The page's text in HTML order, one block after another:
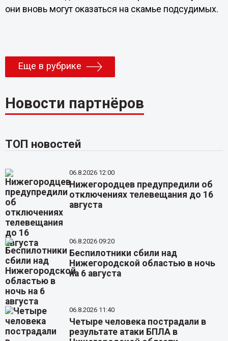
они вновь могут оказаться на скамье подсудимых.
Еще в рубрике
Новости партнёров
ТОП новостей
06.8.2026 12:00
Нижегородцев предупредили об
отключениях телевещания до 16
августа
06.8.2026 09:20
Беспилотники сбили над
Нижегородской областью в ночь
на 6 августа
06.8.2026 11:40
Четыре человека пострадали в
результате атаки БПЛА в